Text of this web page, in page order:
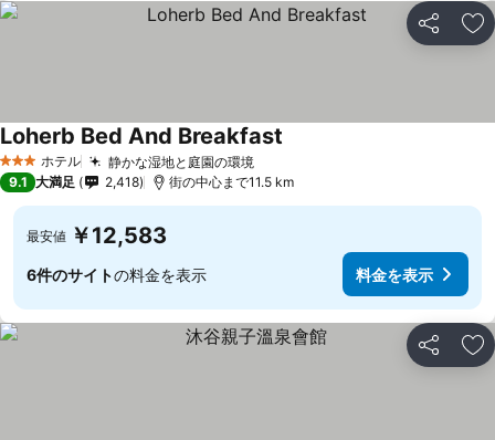
シェア お
3 ホテルのランク
ホテル 静かな湿地と庭園の環境料金を表示
Loherb Bed And Breakfast
9.1 大満足 2,418 街の中心まで11.5 km
最安値 ￥12,583
6件のサイトの料金を表示 料金を表示
シェア お